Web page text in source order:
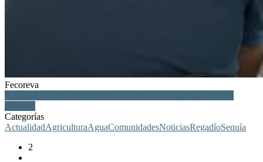
Fecoreva
Categorías
ActualidadAgriculturaAguaComunidadesNoticiasRegadíoSequía
2